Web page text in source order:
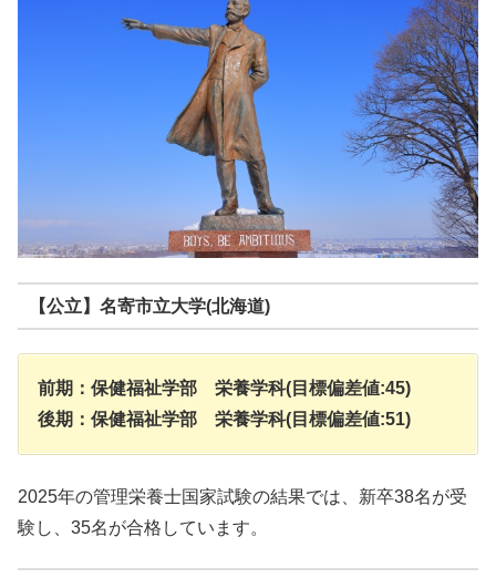
【公立】名寄市立大学(北海道)
前期：保健福祉学部 栄養学科(目標偏差値:45)
後期：保健福祉学部 栄養学科(目標偏差値:51)
2025年の管理栄養士国家試験の結果では、新卒38名が受
験し、35名が合格しています。